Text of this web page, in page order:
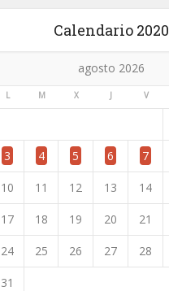
Calendario 2020
agosto 2026
L M X J V
3 4 5 6 7
10 11 12 13 14
17 18 19 20 21
24 25 26 27 28
31